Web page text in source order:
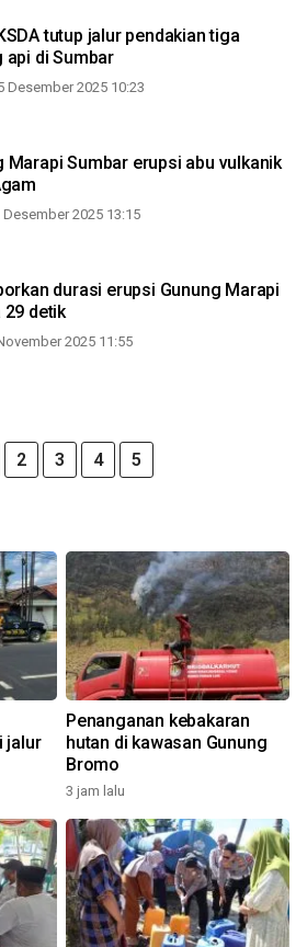
tutup jalur pendakian tiga
api di Sumbar
Desember 2025 10:23
Marapi Sumbar erupsi abu vulkanik
Desember 2025 13:15
durasi erupsi Gunung Marapi
29 detik
2025 11:55
2 3 4 5
jalur
Penanganan kebakaran
hutan di kawasan Gunung
Bromo
3 jam lalu